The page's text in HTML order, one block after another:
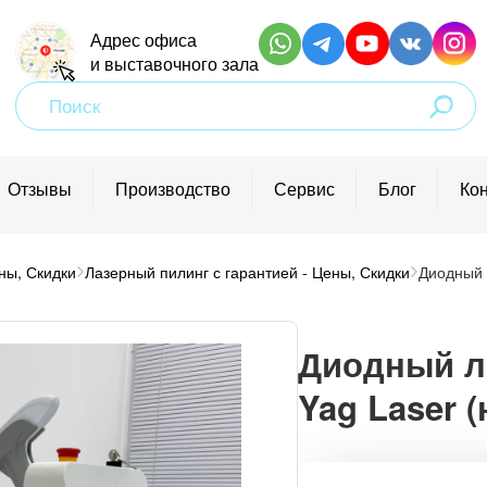
Адрес офиса
и выставочного зала
Поиск
товаров
Отзывы Производство Сервис Блог
Скидки Лазерный пилинг с гарантией - Цены, Скидки Диодный
Диодный
Yag Laser